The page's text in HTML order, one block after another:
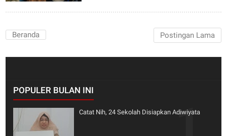
Postingan Lama
Beranda
POPULER BULAN INI
Catat Nih, 24 Sekolah Disiapkan Adiwiyata